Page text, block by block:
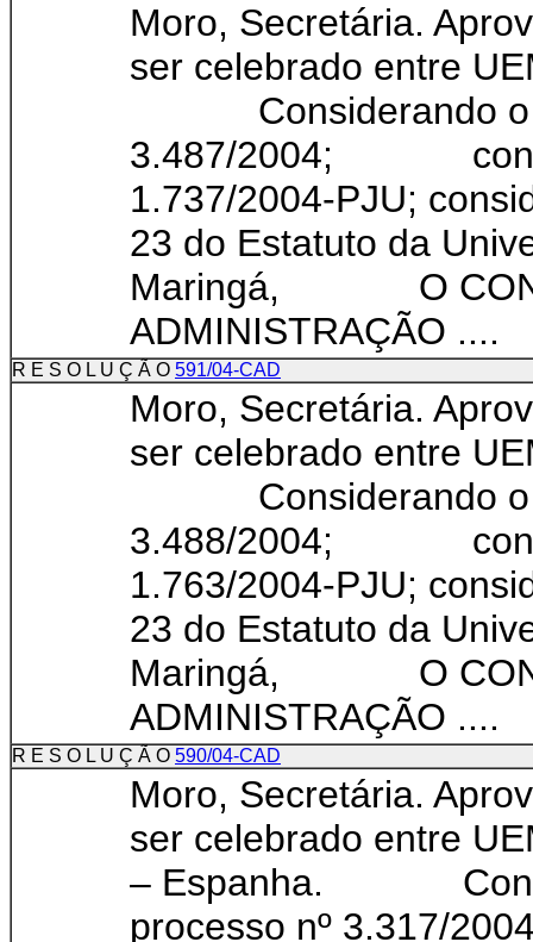
Moro, Secretária.
ser celebrado entre
Considerando o
3.487/2004;
1.737/2004-PJU;
23 do Estatuto da
Maringá, O
ADMINISTRAÇÃO ....
R E S O L U Ç Ã O 591/04-CAD
Moro, Secretária.
ser celebrado entre
Considerando o
3.488/2004;
1.763/2004-PJU;
23 do Estatuto da
Maringá, O
ADMINISTRAÇÃO ....
R E S O L U Ç Ã O 590/04-CAD
Moro, Secretária.
ser celebrado entre
– Espanha.
processo nº 3.317/